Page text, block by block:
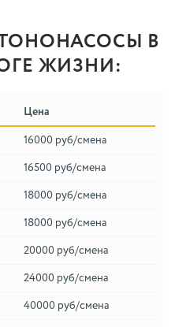
В
ЖИЗНИ:
Цена
16000 руб/смена
16500 руб/смена
18000 руб/смена
18000 руб/смена
20000 руб/смена
24000 руб/смена
40000 руб/смена